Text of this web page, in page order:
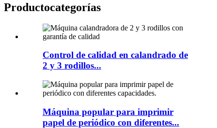
Productocategorías
Control de calidad en calandrado de
2 y 3 rodillos...
Máquina popular para imprimir
papel de periódico con diferentes...